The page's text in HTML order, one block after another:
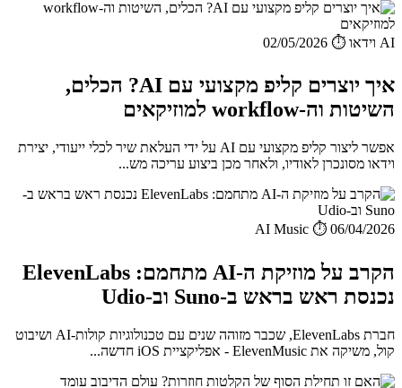
AI וידאו ⏱️ 02/05/2026
איך יוצרים קליפ מקצועי עם AI? הכלים,
השיטות וה-workflow למוזיקאים
אפשר ליצור קליפ מקצועי עם AI על ידי העלאת שיר לכלי ייעודי, יצירת
וידאו מסונכרן לאודיו, ולאחר מכן ביצוע עריכה מש...
AI Music ⏱️ 06/04/2026
הקרב על מוזיקת ה-AI מתחמם: ElevenLabs
נכנסת ראש בראש ב-Suno וב-Udio
חברת ElevenLabs, שכבר מזוהה שנים עם טכנולוגיות קולות-AI ושיבוט
קול, משיקה את ElevenMusic - אפליקציית iOS חדשה...